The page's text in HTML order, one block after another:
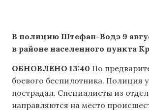
В полицию Штефан-Водэ 9
в районе населенного пункта
ОБНОВЛЕНО 13:40 По
боевого беспилотника. Полиция
пострадал. Специалисты из
направляются на место